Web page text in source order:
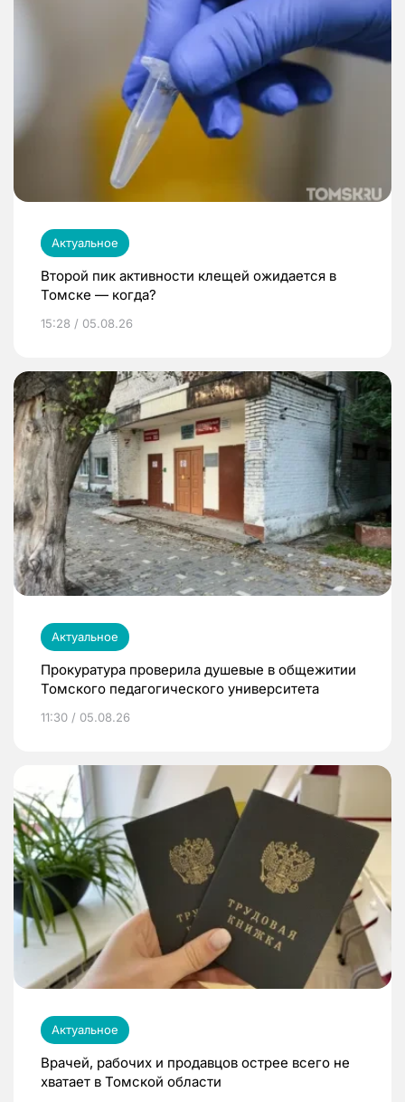
Актуальное
Второй пик активности клещей ожидается в
Томске — когда?
15:28 / 05.08.26
Актуальное
Прокуратура проверила душевые в общежитии
Томского педагогического университета
11:30 / 05.08.26
Актуальное
Врачей, рабочих и продавцов острее всего не
хватает в Томской области